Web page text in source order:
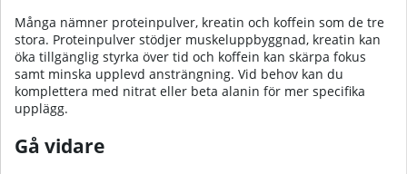
Många nämner proteinpulver, kreatin och koffein som de tre
stora. Proteinpulver stödjer muskeluppbyggnad, kreatin kan
öka tillgänglig styrka över tid och koffein kan skärpa fokus
samt minska upplevd ansträngning. Vid behov kan du
komplettera med nitrat eller beta alanin för mer specifika
upplägg.
Gå vidare